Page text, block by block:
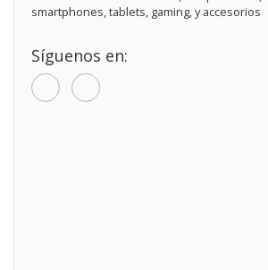
smartphones, tablets, gaming, y accesorios
Síguenos en: